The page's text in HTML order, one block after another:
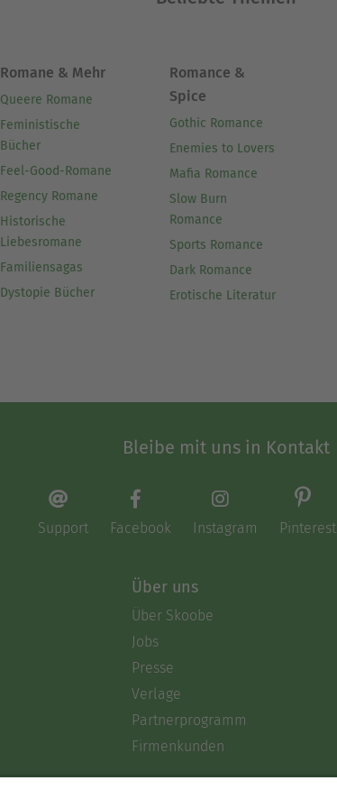
Romane & Mehr
Queere Romane
Feministische
Bücher
Feel-Good-Romane
Regency Romane
Historische
Liebesromane
Familiensagas
Dystopie Bücher
Romance &
Spice
Gothic Romance
Enemies to Lovers
Mafia Romance
Slow Burn
Romance
Sports Romance
Dark Romance
Erotische Literatur
Bleibe mit uns in Kontakt
Support Facebook Instagram Pinterest
Über uns
Über Skoobe
Jobs
Presse
Verlage
Partnerprogramm
Firmenkunden